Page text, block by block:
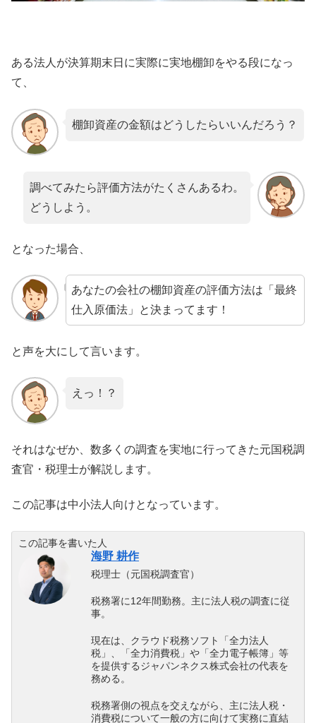
ある法人が決算期末日に実際に実地棚卸をやる段になっ
て、
棚卸資産の金額はどうしたらいいんだろう？
調べてみたら評価方法がたくさんあるわ。
どうしよう。
となった場合、
あなたの会社の棚卸資産の評価方法は「最終
仕入原価法」と決まってます！
と声を大にして言います。
えっ！？
それはなぜか、数多くの調査を実地に行ってきた元国税調
査官・税理士が解説します。
この記事は中小法人向けとなっています。
この記事を書いた人
海野 耕作
税理士（元国税調査官）
税務署に12年間勤務。主に法人税の調査に従
事。
現在は、クラウド税務ソフト「全力法人
税」、「全力消費税」や「全力電子帳簿」等
を提供するジャパンネクス株式会社の代表を
務める。
税務署側の視点を交えながら、主に法人税・
消費税について一般の方に向けて実務に直結